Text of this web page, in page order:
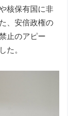
核保有国に非
、安倍政権の
止のアピー
た。